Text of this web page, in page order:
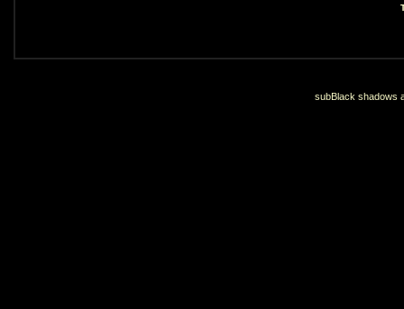
subBlack shadows